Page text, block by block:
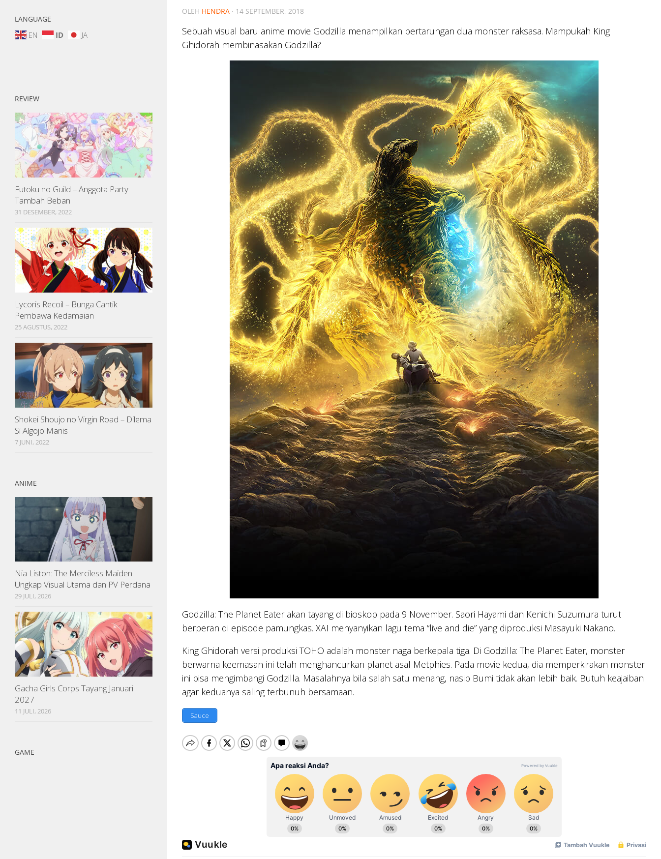
OLEH HENDRA · 14 SEPTEMBER, 2018
Sebuah visual baru anime movie Godzilla menampilkan pertarungan dua monster raksasa. Mampukah King
Ghidorah membinasakan Godzilla?
Godzilla: The Planet Eater akan tayang di bioskop pada 9 November. Saori Hayami dan Kenichi Suzumura turut
berperan di episode pamungkas. XAI menyanyikan lagu tema “live and die” yang diproduksi Masayuki Nakano.
King Ghidorah versi produksi TOHO adalah monster naga berkepala tiga. Di Godzilla: The Planet Eater, monster
berwarna keemasan ini telah menghancurkan planet asal Metphies. Pada movie kedua, dia memperkirakan monster
ini bisa mengimbangi Godzilla. Masalahnya bila salah satu menang, nasib Bumi tidak akan lebih baik. Butuh keajaiban
agar keduanya saling terbunuh bersamaan.
Sauce
LANGUAGE
EN ID JA
REVIEW
Futoku no Guild – Anggota Party
Tambah Beban
31 DESEMBER, 2022
Lycoris Recoil – Bunga Cantik
Pembawa Kedamaian
25 AGUSTUS, 2022
Shokei Shoujo no Virgin Road – Dilema
Si Algojo Manis
7 JUNI, 2022
ANIME
Nia Liston: The Merciless Maiden
Ungkap Visual Utama dan PV Perdana
29 JULI, 2026
Gacha Girls Corps Tayang Januari
2027
11 JULI, 2026
GAME